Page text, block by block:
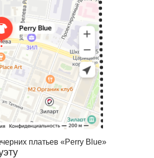
платьев «Perry Blue»